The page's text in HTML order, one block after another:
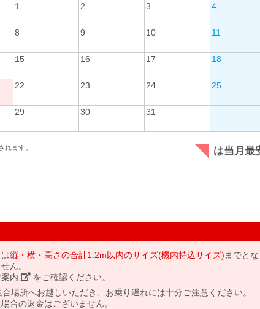
1
2 3 4
8 9 10 11
15 16 17 18
22 23 24 25
29 30 31
れます。 は当月最
縦・横・高さの合計1.2m以内のサイズ(機内持込サイズ) までと
ん。
案内」 をご確認ください。
場所へお越しいただき、お乗り遅れには十分ご注意ください。
合の返金はございません。